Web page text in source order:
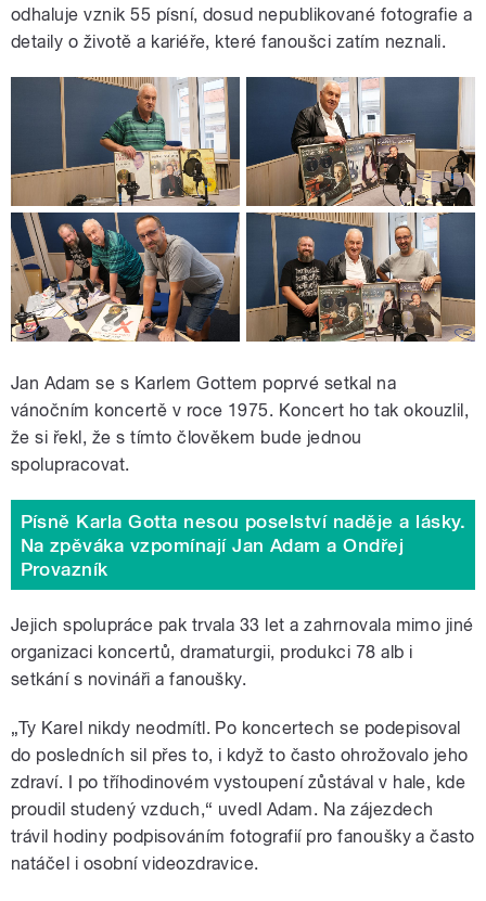
odhaluje vznik 55 písní, dosud nepublikované fotografie a
detaily o životě a kariéře, které fanoušci zatím neznali.
Jan Adam se s Karlem Gottem poprvé setkal na
vánočním koncertě v roce 1975. Koncert ho tak okouzlil,
že si řekl, že s tímto člověkem bude jednou
spolupracovat.
Písně Karla Gotta nesou poselství naděje a lásky.
Na zpěváka vzpomínají Jan Adam a Ondřej
Provazník
Jejich spolupráce pak trvala 33 let a zahrnovala mimo jiné
organizaci koncertů, dramaturgii, produkci 78 alb i
setkání s novináři a fanoušky.
„Ty Karel nikdy neodmítl. Po koncertech se podepisoval
do posledních sil přes to, i když to často ohrožovalo jeho
zdraví. I po tříhodinovém vystoupení zůstával v hale, kde
proudil studený vzduch,“ uvedl Adam. Na zájezdech
trávil hodiny podpisováním fotografií pro fanoušky a často
natáčel i osobní videozdravice.